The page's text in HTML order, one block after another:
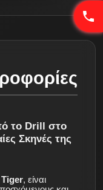
το Drill στο
Σκηνές της
Tiger, είναι